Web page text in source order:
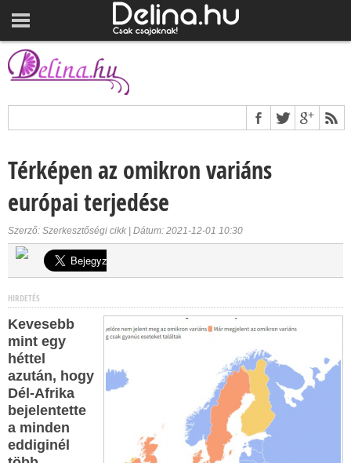
Térképen az omikron variáns
európai terjedése
Szerző: Szerkesztőségi cikk | Dátum: 2021-12-01 10:30
HIRDETÉS
Kevesebb
mint egy
héttel
azután, hogy
Dél-Afrika
bejelentette
a minden
eddiginél